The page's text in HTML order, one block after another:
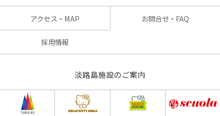
アクセス・MAP お問合せ・FAQ
採用情報
淡路島施設のご案内